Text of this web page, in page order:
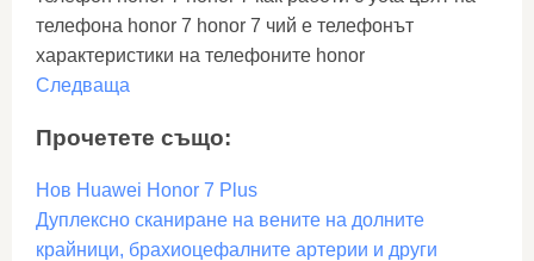
телефона honor 7 honor 7 чий е телефонът
характеристики на телефоните honor
Следваща
Прочетете също:
Нов Huawei Honor 7 Plus
Дуплексно сканиране на вените на долните
крайници, брахиоцефалните артерии и други